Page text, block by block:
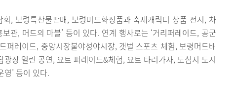
회, 보령특산물판매, 보령머드화장품과 축제캐릭터 상품 전시, 차
관, 머드의 마블’ 등이 있다. 연계 행사로는 ‘거리퍼레이드, 공군
퍼레이드, 중앙시장불야성야시장, 갯벌 스포츠 체험, 보령머드배
장 열린 공연, 요트 퍼레이드&체험, 요트 타러가자, 도심지 도시
’ 등이 있다.